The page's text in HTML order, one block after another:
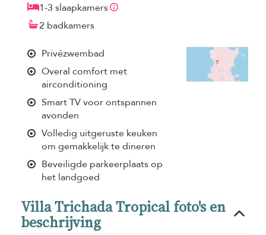
1-3 slaapkamers
2 badkamers
Privézwembad
Overal comfort met
airconditioning
Smart TV voor ontspannen
avonden
Volledig uitgeruste keuken
om gemakkelijk te dineren
Beveiligde parkeerplaats op
het landgoed
Villa Trichada Tropical foto's en
beschrijving